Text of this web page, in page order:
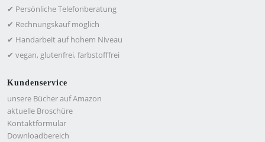
✔ Persönliche Telefonberatung
✔ Rechnungskauf möglich
✔ Handarbeit auf hohem Niveau
✔ vegan, glutenfrei, farbstofffrei
Kundenservice
unsere Bücher auf Amazon
aktuelle Broschüre
Kontaktformular
Downloadbereich